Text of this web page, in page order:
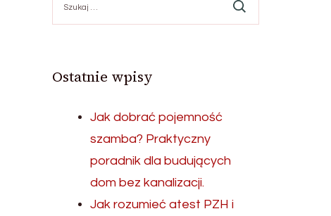
Ostatnie wpisy
Jak dobrać pojemność
szamba? Praktyczny
poradnik dla budujących
dom bez kanalizacji.
Jak rozumieć atest PZH i